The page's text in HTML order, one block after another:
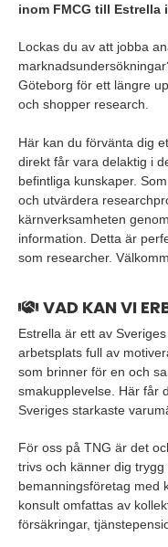
inom FMCG till Estrella
Lockas du av att jobba
Göteborg för ett längre
och shopper research.
Här kan du förvänta dig
direkt får vara delaktig i
befintliga kunskaper.
och utvärdera
kärnverksamheten
information. Detta är
som researcher.
VAD KAN VI
Estrella är ett av
arbetsplats full av
som brinner för en och
smakupplevelse. Här får
Sveriges starkaste
För oss på TNG är det
trivs och känner dig
bemanningsföretag med
konsult omfattas av
försäkringar,